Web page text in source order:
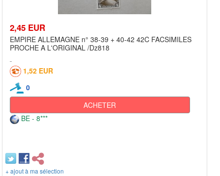
2,45 EUR
EMPIRE ALLEMAGNE n° 38-39 + 40-42 42C FACSIMILES
PROCHE A L'ORIGINAL /Dz818
1,52 EUR
0
ACHETER
BE - 8***
+ ajout à ma sélection